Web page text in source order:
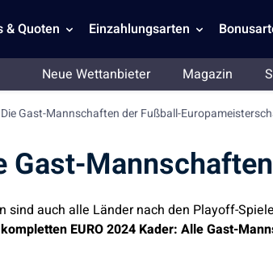
& Quoten Einzahlungsarten
Neue Wettanbieter Magazin
Die Gast-Mannschaften der Fußball-
Gast-
sind auch alle Länder nach den Playoff-
EURO 2024 Kader: Alle Gast-